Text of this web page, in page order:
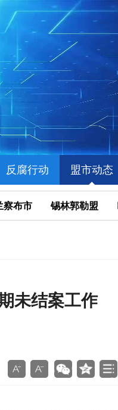
反腐行动 盟市动态
察布市 锡林郭勒盟
未结案工作
 